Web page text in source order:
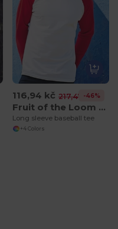
116,94 kč 217,47 kč
-46%
Fruit of the Loom SS028
Long sleeve baseball tee
+4 Colors